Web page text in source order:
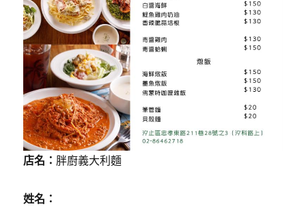
店名： 胖廚義大利麵
姓名：